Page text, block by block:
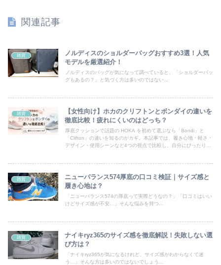
関連記事
雑貨
ノルディスのショルダーバッグおすすめ3選！人気
モデルを厳選紹介！
ノルディスのバッグが気になって調べていると、「ショルダーバッ
グもあるの？」と気づく方は多いのではない...
雑貨
【女性向け】ホカのクリフトンとボンダイの違いを
徹底比較！疲れにくいのはどっち？
厚底クッションで話題の HOKA を初めて選ぶなら「Bondi」と
「Clifton」の違いを知るのがカギ。本記事では、履き心地・軽さ・
デザイン・使用シーンなど4つの視点で比較し、自分にぴったりの
雑貨
ニューバランス574厚底の口コミ検証｜サイズ感と
履き心地は？
「ニューバランス574の厚底って実際どうなの？」「口コミはいい
けどサイズ感が不安…」そんな悩みを持つ...
雑貨
ナイキryz365のサイズ感を徹底解説！失敗しない選
び方は？
「ナイキryz365が気になるけれど、サイズ感がわからなくて迷
う…」そんな方は多いのではないでしょう...